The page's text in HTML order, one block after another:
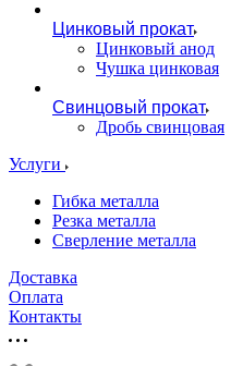
Цинковый прокат
Цинковый анод
Чушка цинковая
Свинцовый прокат
Дробь свинцовая
Услуги
Гибка металла
Резка металла
Сверление металла
Доставка
Оплата
Контакты